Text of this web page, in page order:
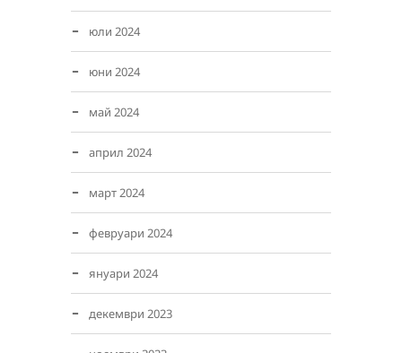
юли 2024
юни 2024
май 2024
април 2024
март 2024
февруари 2024
януари 2024
декември 2023